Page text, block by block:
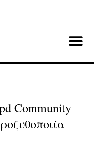
Community